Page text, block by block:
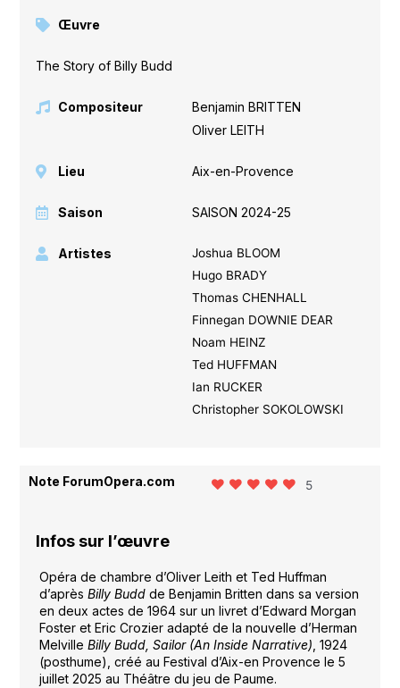
Œuvre
The Story of Billy Budd
Compositeur Benjamin BRITTEN
Oliver LEITH
Lieu Aix-en-Provence
Saison SAISON 2024-25
Artistes
Joshua BLOOM
Hugo BRADY
Thomas CHENHALL
Finnegan DOWNIE DEAR
Noam HEINZ
Ted HUFFMAN
Ian RUCKER
Christopher SOKOLOWSKI
Note ForumOpera.com 5
Infos sur l’œuvre
Opéra de chambre d’Oliver Leith et Ted Huffman
d’après Billy Buddde Benjamin Britten dans sa version
en deux actes de 1964 sur un livret d’Edward Morgan
Foster et Eric Crozier adapté de la nouvelle d’Herman
Melville Billy Budd, Sailor (An Inside Narrative) , 1924
(posthume), créé au Festival d’Aix-en Provence le 5
juillet 2025 au Théâtre du jeu de Paume.